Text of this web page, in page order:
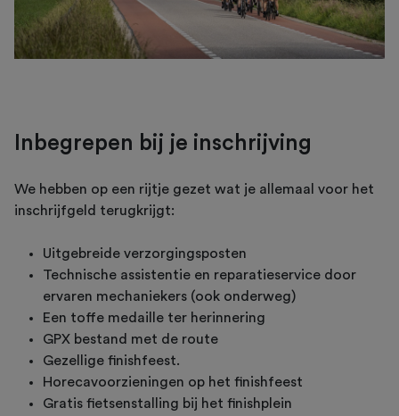
Inbegrepen bij je inschrijving
We hebben op een rijtje gezet wat je allemaal voor het
inschrijfgeld terugkrijgt:
Uitgebreide verzorgingsposten
Technische assistentie en reparatieservice door
ervaren mechaniekers (ook onderweg)
Een toffe medaille ter herinnering
GPX bestand met de route
Gezellige finishfeest.
Horecavoorzieningen op het finishfeest
Gratis fietsenstalling bij het finishplein